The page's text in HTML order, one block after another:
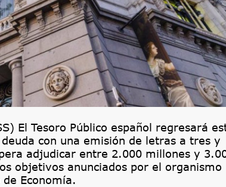
El Tesoro Público español regresará
con una emisión de letras a tres y
adjudicar entre 2.000 millones y
objetivos anunciados por el organismo
Economía.